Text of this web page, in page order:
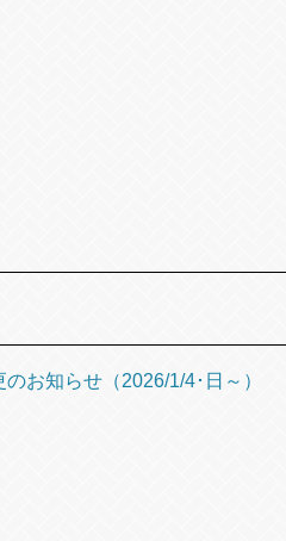
お知らせ（2026/1/4･日～）